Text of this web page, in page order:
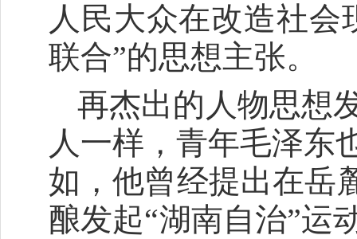
人民大众在改造社
联合”的思想主张。
再杰出的人物思想
人一样，青年毛泽东
如，他曾经提出在岳
酿发起“湖南自治”运